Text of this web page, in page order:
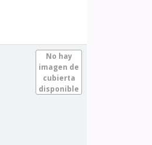
No hay
imagen de
cubierta
disponible